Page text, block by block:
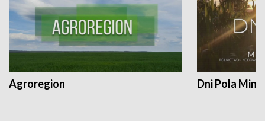
Agroregion Dni Pola